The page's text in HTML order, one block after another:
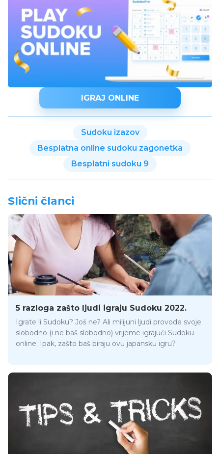
IGRAJ ONLINE
Sudoku izazov
Besplatna online sudoku zagonetka
Besplatni sudoku 9
Slični članci
5 razloga zašto ljudi igraju Sudoku 2022.
Igrate li Sudoku? Još ne? Ali milijuni ljudi provode svoje
slobodno (i ne baš slobodno) vrijeme igrajući Sudoku
online. Ipak, zašto baš biraju ovu japansku igru?